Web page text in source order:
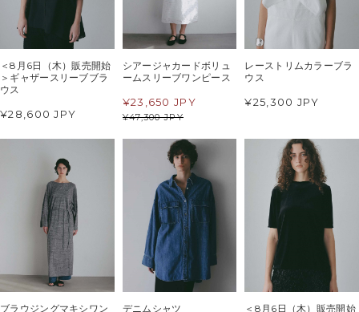
＜8月6日（木）販売開始
＞ギャザースリーブブラ
ウス
¥28,600 JPY
シアージャカードボリュ
ームスリーブワンピース
¥47,300 JPY
¥23,650 JPY
レーストリムカラーブラ
ウス
¥25,300 JPY
ブラウジングマキシワン
デニムシャツ
＜8月6日（木）販売開始